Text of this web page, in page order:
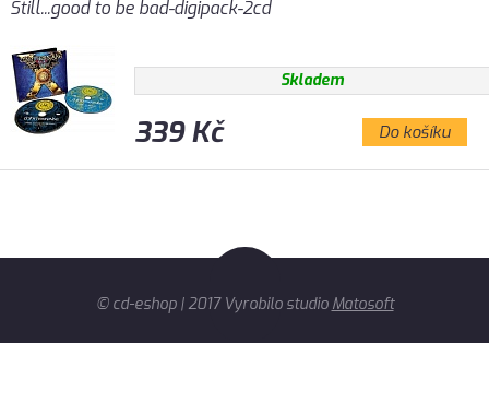
Still...good to be bad-digipack-2cd
Skladem
339 Kč Do košíku
© cd-eshop | 2017 Vyrobilo studio Matosoft